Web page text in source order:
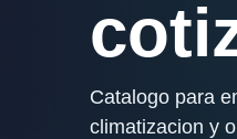
Catalogo para
climatizacion y